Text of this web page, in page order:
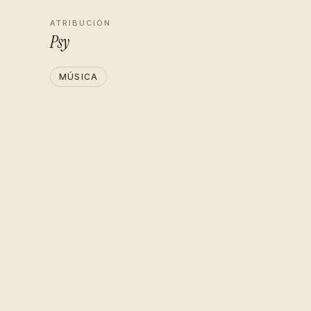
ATRIBUCIÓN
Psy
MÚSICA